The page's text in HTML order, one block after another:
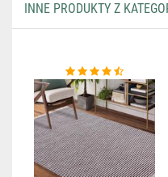
INNE PRODUKTY Z